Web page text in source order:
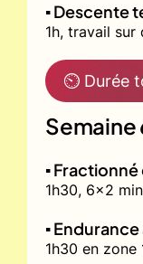
▪️ Descente
1h, travail sur
⏲ Durée
Semaine
▪️
1h30, 6x2
▪️
1h30 en zone